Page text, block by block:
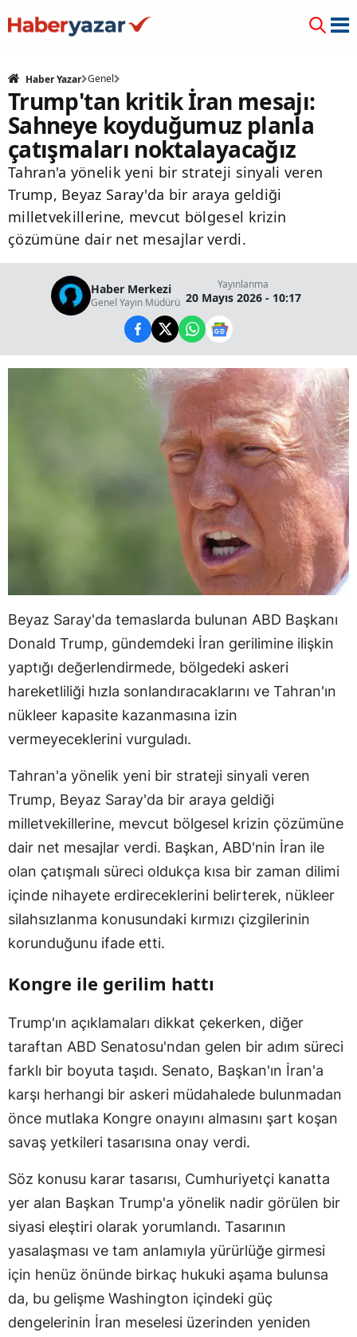
Haber Yazar Genel
Trump'tan kritik İran mesajı:
Sahneye koyduğumuz planla
çatışmaları noktalayacağız
Tahran'a yönelik yeni bir strateji sinyali veren
Trump, Beyaz Saray'da bir araya geldiği
milletvekillerine, mevcut bölgesel krizin
çözümüne dair net mesajlar verdi.
Haber Merkezi
Genel Yayın Müdürü
Yayınlanma
20 Mayıs 2026 - 10:17
Beyaz Saray'da temaslarda bulunan ABD Başkanı
Donald Trump, gündemdeki İran gerilimine ilişkin
yaptığı değerlendirmede, bölgedeki askeri
hareketliliği hızla sonlandıracaklarını ve Tahran'ın
nükleer kapasite kazanmasına izin
vermeyeceklerini vurguladı.
Tahran'a yönelik yeni bir strateji sinyali veren
Trump, Beyaz Saray'da bir araya geldiği
milletvekillerine, mevcut bölgesel krizin çözümüne
dair net mesajlar verdi. Başkan, ABD'nin İran ile
olan çatışmalı süreci oldukça kısa bir zaman dilimi
içinde nihayete erdireceklerini belirterek, nükleer
silahsızlanma konusundaki kırmızı çizgilerinin
korunduğunu ifade etti.
Kongre ile gerilim hattı
Trump'ın açıklamaları dikkat çekerken, diğer
taraftan ABD Senatosu'ndan gelen bir adım süreci
farklı bir boyuta taşıdı. Senato, Başkan'ın İran'a
karşı herhangi bir askeri müdahalede bulunmadan
önce mutlaka Kongre onayını almasını şart koşan
savaş yetkileri tasarısına onay verdi.
Söz konusu karar tasarısı, Cumhuriyetçi kanatta
yer alan Başkan Trump'a yönelik nadir görülen bir
siyasi eleştiri olarak yorumlandı. Tasarının
yasalaşması ve tam anlamıyla yürürlüğe girmesi
için henüz önünde birkaç hukuki aşama bulunsa
da, bu gelişme Washington içindeki güç
dengelerinin İran meselesi üzerinden yeniden